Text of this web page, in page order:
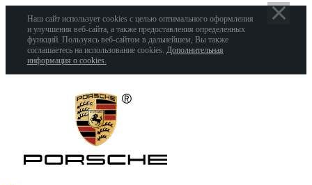
Наш сайт использует cookies с целью оптимального оформления
и улучшения веб-сайта, а также предоставления определенных
функций. Пользуясь веб-сайтом в дальнейшем, Вы также
соглашаетесь на использование cookies. Дополнительная
информация о cookies.